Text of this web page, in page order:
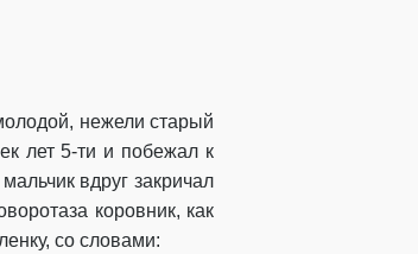
нежели старый
лет 5-ти и побежал к
мальчик вдруг закричал
отаза коровник, как
со словами: